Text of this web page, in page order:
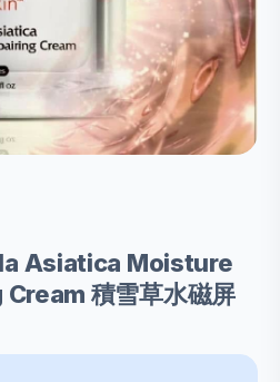
Asiatica Moisture
積雪草水磁屏